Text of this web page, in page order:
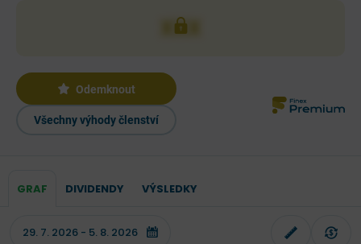
XXX
Odemknout
Všechny výhody členství
GRAF DIVIDENDY VÝSLEDKY